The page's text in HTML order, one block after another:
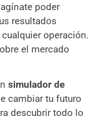
poder
resultados
operación.
el mercado
simulador de
cambiar tu futuro
descubrir todo lo